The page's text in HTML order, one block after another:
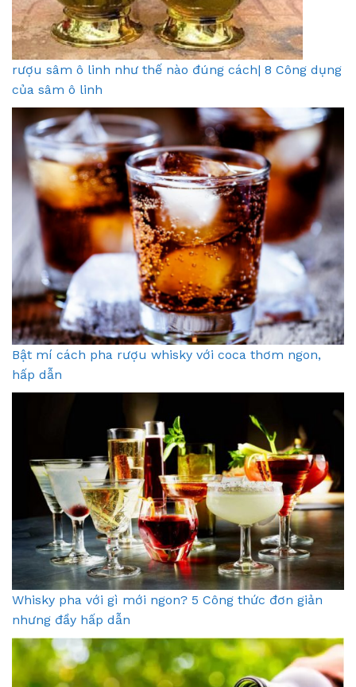
rượu sâm ô linh như thế nào đúng cách| 8 Công dụng
của sâm ô linh
Bật mí cách pha rượu whisky với coca thơm ngon,
hấp dẫn
Whisky pha với gì mới ngon? 5 Công thức đơn giản
nhưng đầy hấp dẫn